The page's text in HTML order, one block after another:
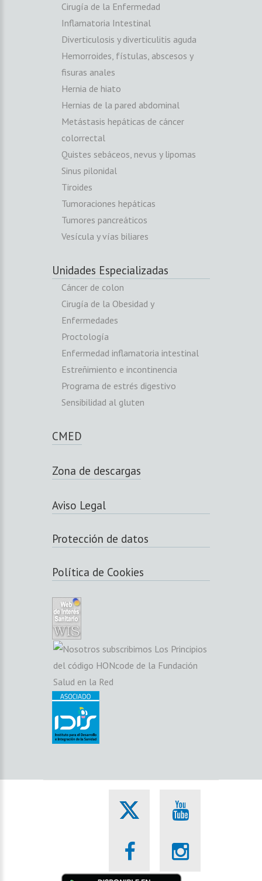
Cirugía de la Enfermedad
Inflamatoria Intestinal
Diverticulosis y diverticulitis aguda
Hemorroides, fístulas, abscesos y
fisuras anales
Hernia de hiato
Hernias de la pared abdominal
Metástasis hepáticas de cáncer
colorrectal
Quistes sebáceos, nevus y lipomas
Sinus pilonidal
Tiroides
Tumoraciones hepáticas
Tumores pancreáticos
Vesícula y vías biliares
Unidades Especializadas
Cáncer de colon
Cirugía de la Obesidad y
Enfermedades
Proctología
Enfermedad inflamatoria intestinal
Estreñimiento e incontinencia
Programa de estrés digestivo
Sensibilidad al gluten
CMED
Zona de descargas
Aviso Legal
Protección de datos
Política de Cookies